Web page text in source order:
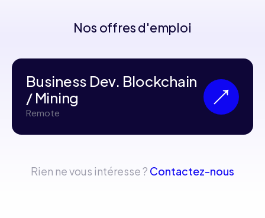
Nos offres d'emploi
Business Dev. Blockchain
/ Mining
Remote
Rien ne vous intéresse ? Contactez-nous